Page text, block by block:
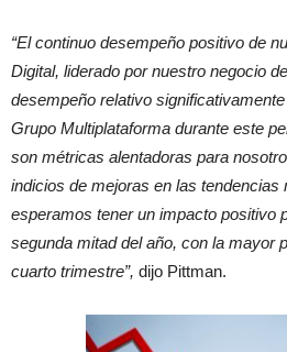
“El continuo desempeño positivo de
Digital, liderado por nuestro negocio
desempeño relativo
Grupo Multiplataforma durante este
son métricas alentadoras para
indicios de mejoras en las
esperamos tener un impacto positivo
segunda mitad del año, con la mayor
cuarto trimestre”, dijo Pittman.